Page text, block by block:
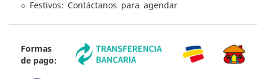
○ Festivos: Contáctanos para agendar
Formas
de pago: